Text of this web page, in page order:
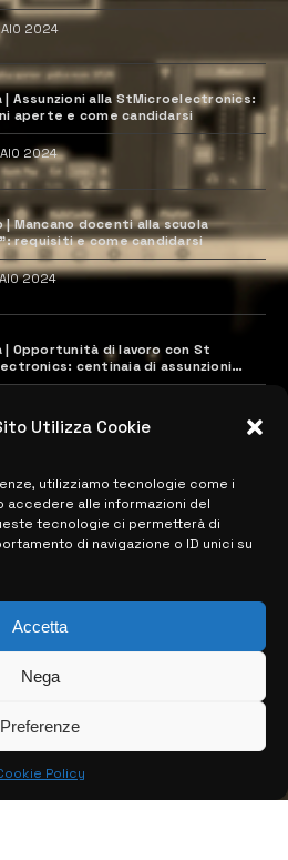
Utilizza Cookie
utilizziamo tecnologie come i
accedere alle informazioni del
tecnologie ci permetterà di
di navigazione o ID unici su
Accetta
Nega
Preferenze
Policy
2024
| Assunzioni alla StMicroelectronics:
aperte e come candidarsi
2024
| Mancano docenti alla scuola
requisiti e come candidarsi
2024
| Opportunità di lavoro con St
centinaia di assunzioni